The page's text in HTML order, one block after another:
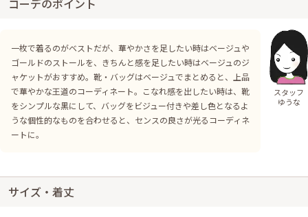
コーデのポイント
一枚で着るのがベストだが、華やかさを足したい時はベージュや
ゴールドのストールを、きちんと感を足したい時はベージュのジ
ャケットがおすすめ。靴・バッグはベージュでまとめると、上品
で華やかな王道のコーディネート。こなれ感を出したい時は、靴
をシンプルな黒にして、バッグをビジュー付きや差し色となるよ
うな個性的なものを合わせると、センスの良さが光るコーディネ
ートに。
スタッフ
ゆうな
サイズ・着丈